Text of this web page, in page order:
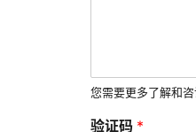
您需要更多了解和咨
验证码 *